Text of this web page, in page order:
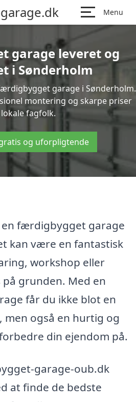
Menu
garage leveret og
i Sønderholm
garage i Sønderholm.
montering og skarpe priser
fagfolk.
og uforpligtende
færdigbygget garage
kan være en fantastisk
workshop eller
grunden. Med en
får du ikke blot en
men også en hurtig og
din ejendom på.
garage-oub.dk
at finde de bedste